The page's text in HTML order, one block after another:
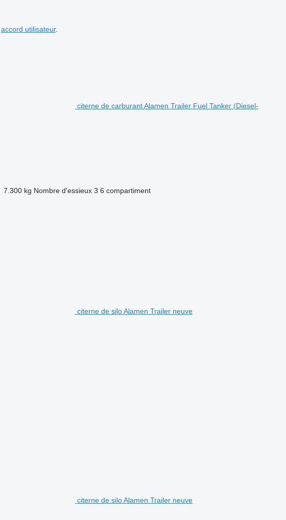
accord utilisateur.
citerne de carburant Alamen Trailer Fuel Tanker (Diesel-
7.300 kg Nombre d'essieux 3 6 compartiment
citerne de silo Alamen Trailer neuve
citerne de silo Alamen Trailer neuve